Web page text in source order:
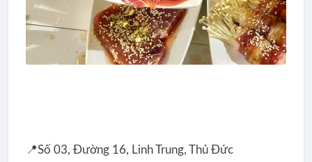
📍Số 03, Đường 16, Linh Trung, Thủ Đức